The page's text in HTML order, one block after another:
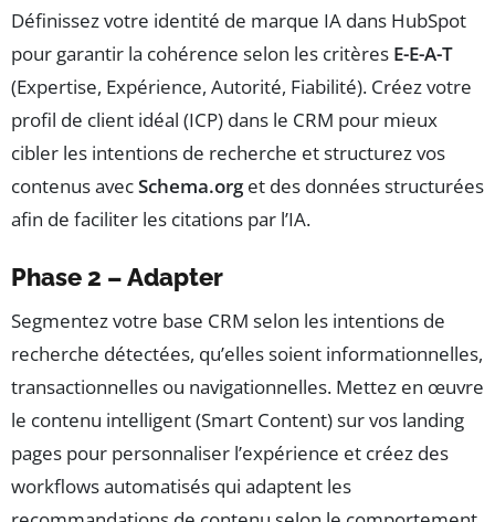
Définissez votre identité de marque IA dans HubSpot
pour garantir la cohérence selon les critères E-E-A-T
(Expertise, Expérience, Autorité, Fiabilité). Créez votre
profil de client idéal (ICP) dans le CRM pour mieux
cibler les intentions de recherche et structurez vos
contenus avecSchema.orget des données structurées
afin de faciliter les citations par l’IA.
Phase 2 – Adapter
Segmentez votre base CRM selon les intentions de
recherche détectées, qu’elles soient informationnelles,
transactionnelles ou navigationnelles. Mettez en œuvre
le contenu intelligent (Smart Content) sur vos landing
pages pour personnaliser l’expérience et créez des
workflows automatisés qui adaptent les